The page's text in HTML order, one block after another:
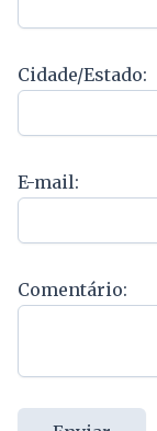
Cidade/Estado:
E-mail:
Comentário: